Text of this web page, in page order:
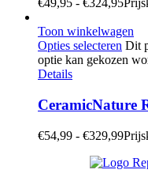
€49,95 - €324,95
Toon winkelwagen
Opties selecteren Dit
optie kan gekozen
Details
CeramicNature
€54,99 - €329,99